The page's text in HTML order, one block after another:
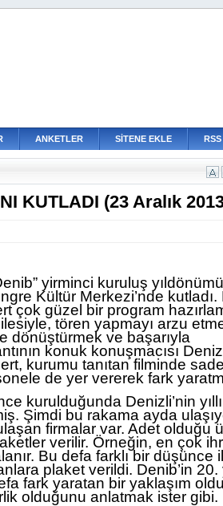
ANKETLER SİTENE EKLE
KUTLADI (23 Aralık
yirminci kuruluş
Kültür Merkezi’nde kutladı.
çok güzel bir program
tören yapmayı arzu
dönüştürmek ve başarıyla
konuk konuşmacısı Deniz
kurumu tanıtan filminde
de yer vererek fark
kurulduğunda Denizli’nin
Şimdi bu rakama ayda
firmalar var. Adet olduğu
verilir. Örneğin, en çok
Bu defa farklı bir düşünce
plaket verildi. Denib’in 20.
fark yaratan bir yaklaşım
olduğunu anlatmak ister gibi.